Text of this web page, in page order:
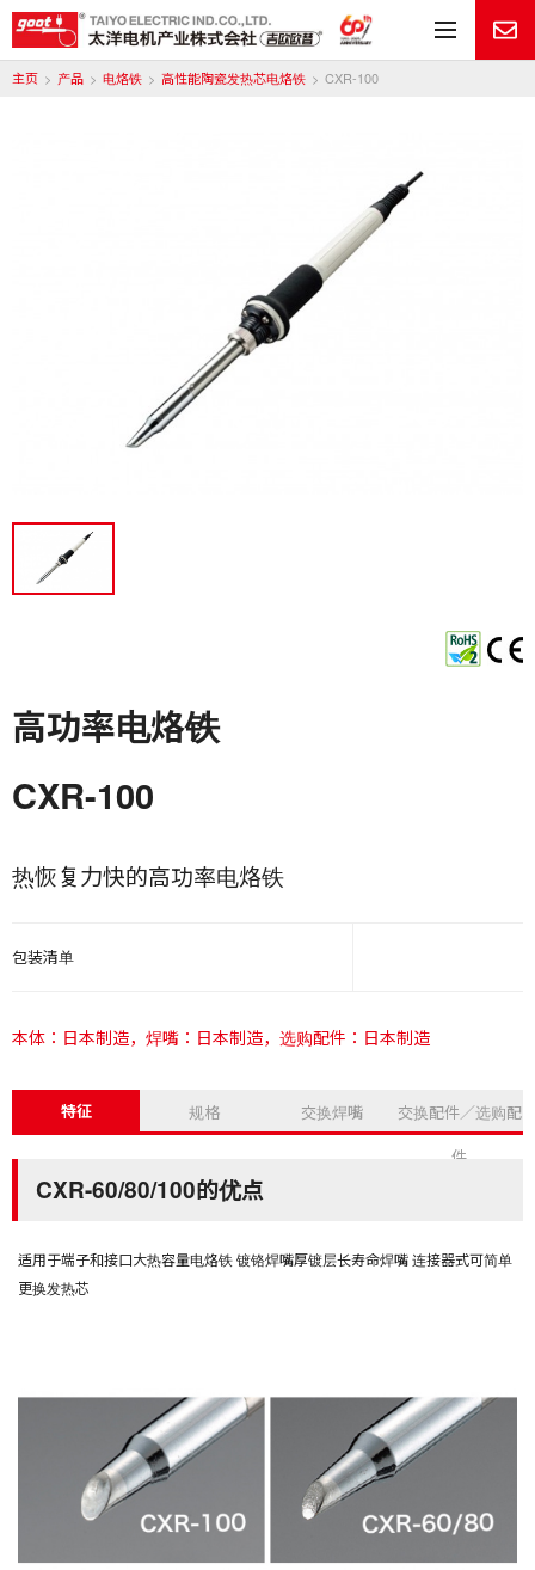
目
主页 产品 电烙铁 高性能陶瓷发热芯电烙铁 CXR-100
高功率电烙铁
CXR-100
热恢复力快的高功率电烙铁
包装清单
本体：日本制造，焊嘴：日本制造，选购配件：日本制造
特征 规格 交换焊嘴
交换配件／选购配
件
CXR-60/80/100的优点
适用于端子和接口大热容量电烙铁 镀铬焊嘴厚镀层长寿命焊嘴 连接器式可简单
更换发热芯